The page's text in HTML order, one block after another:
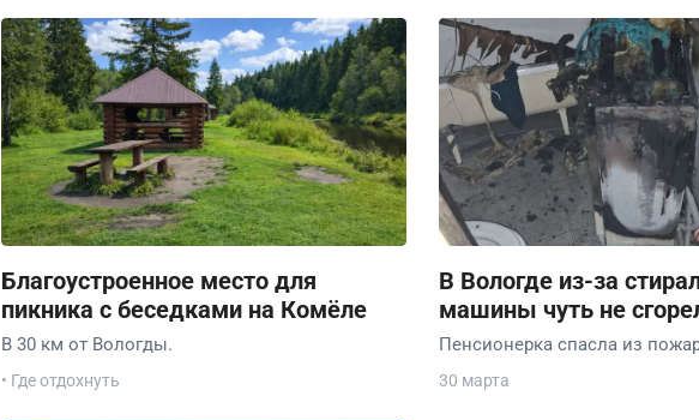
Благоустроенное место для
пикника с беседками на Комёле
В 30 км от Вологды.
• Где отдохнуть
В Вологде из-за
машины чуть не
Пенсионерка спасла из
30 марта